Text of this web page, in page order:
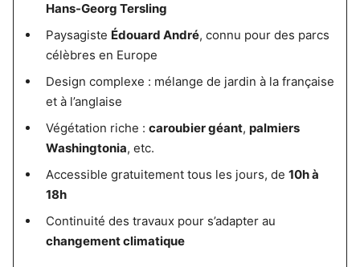
Hans-Georg Tersling
Paysagiste Édouard André, connu pour des parcs
célèbres en Europe
Design complexe : mélange de jardin à la française
et à l’anglaise
Végétation riche : caroubier géant, palmiers
Washingtonia, etc.
Accessible gratuitement tous les jours, de 10h à
18h
Continuité des travaux pour s’adapter au
changement climatique